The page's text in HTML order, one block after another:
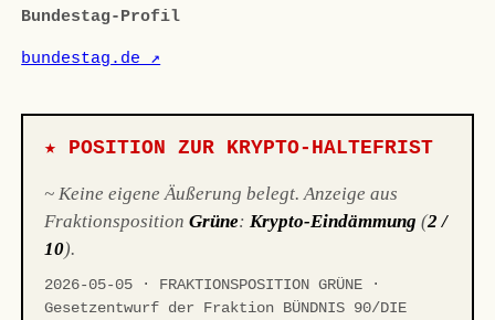
Bundestag-Profil
bundestag.de ↗
★ POSITION ZUR KRYPTO-HALTEFRIST
~ Keine eigene Äußerung belegt. Anzeige aus
FraktionspositionGrüne:Krypto-Eindämmung (2 /
10).
2026-05-05 · FRAKTIONSPOSITION GRÜNE ·
Gesetzentwurf der Fraktion BÜNDNIS 90/DIE